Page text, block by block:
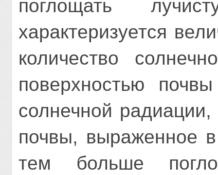
поглощать
характеризуется
количество
поверхностью
солнечной
почвы, выраженное
тем больше